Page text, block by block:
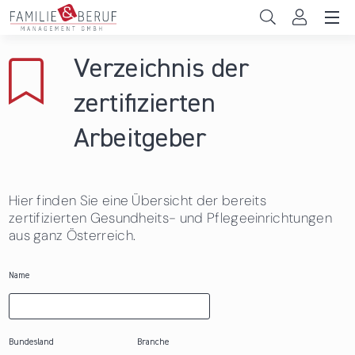
Direkt zum Inhalt
Gemeinden
Das sind wir
News & Events
Verzeichnis der
zertifizierten
Arbeitgeber
Hier finden Sie eine Übersicht der bereits
zertifizierten Gesundheits- und Pflegeeinrichtungen
aus ganz Österreich.
Name
Bundesland Branche